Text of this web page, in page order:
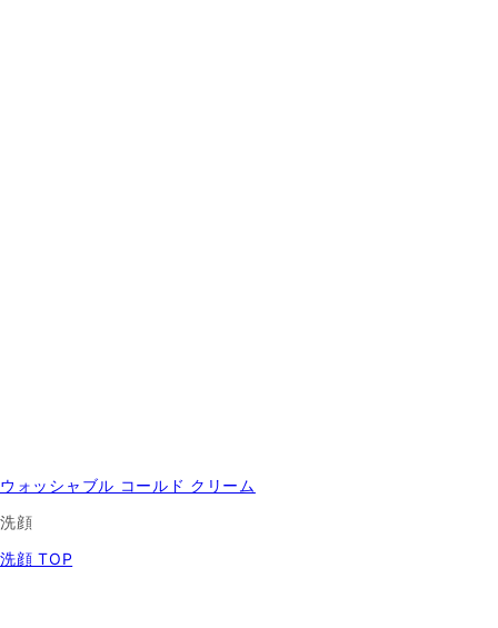
ウォッシャブル コールド クリーム
洗顔
洗顔 TOP